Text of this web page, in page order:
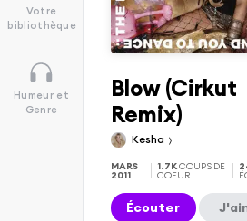
Votre
bibliothèque
Humeur et
Genre
Blow (Cirkut
Remix)
Kesha
MARS
2011
1.7KCOUPS DE
COEUR
Écouter